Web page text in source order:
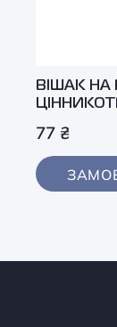
ВІШАК НА
77 ₴